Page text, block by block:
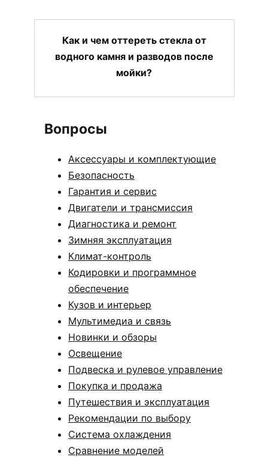
Как и чем оттереть стекла от
водного камня и разводов после
мойки?
Вопросы
Аксессуары и комплектующие
Безопасность
Гарантия и сервис
Двигатели и трансмиссия
Диагностика и ремонт
Зимняя эксплуатация
Климат-контроль
Кодировки и программное
обеспечение
Кузов и интерьер
Мультимедиа и связь
Новинки и обзоры
Освещение
Подвеска и рулевое управление
Покупка и продажа
Путешествия и эксплуатация
Рекомендации по выбору
Система охлаждения
Сравнение моделей